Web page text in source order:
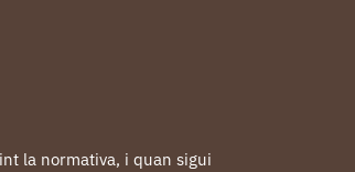
la normativa, i quan sigui